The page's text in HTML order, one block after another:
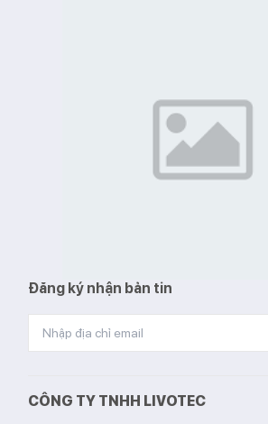
Đăng ký nhận bản tin
CÔNG TY TNHH LIVOTEC